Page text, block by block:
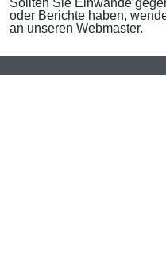
Sollten Sie Einwände
oder Berichte haben,
an unseren Webmaster.